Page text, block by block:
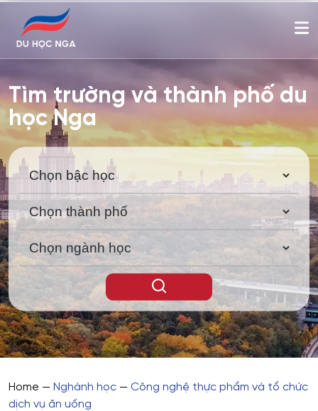
Tìm trường và thành phố du
học Nga
Home — Nghành học — Công nghệ thực phẩm và tổ chức
dịch vụ ăn uống